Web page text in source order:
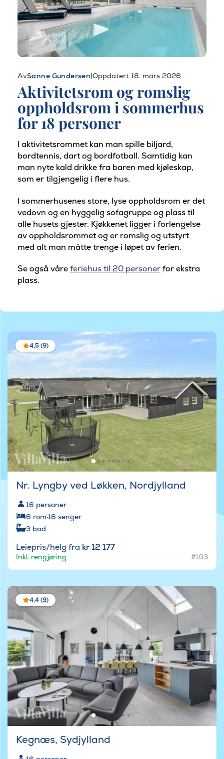
AvSanne Gundersen|Oppdatert 18. mars 2026
Aktivitetsrom og romslig
oppholdsrom i sommerhus
for 18 personer
I aktivitetsrommet kan man spille biljard,
bordtennis, dart og bordfotball. Samtidig kan
man nyte kald drikke fra baren med kjøleskap,
som er tilgjengelig i flere hus.
I sommerhusenes store, lyse oppholdsrom er det
vedovn og en hyggelig sofagruppe og plass til
alle husets gjester. Kjøkkenet ligger i forlengelse
av oppholdsrommet og er romslig og utstyrt
med alt man måtte trenge i løpet av ferien.
Se også våreferiehus til 20 personerfor ekstra
plass.
4,5 (9)
Nr. Lyngby ved Løkken, Nordjylland
16 personer
6 rom·16 senger
3 bad
Leiepris/helg fra kr 12 177
Inkl. rengjøring #193
4,4 (9)
Kegnæs, Sydjylland